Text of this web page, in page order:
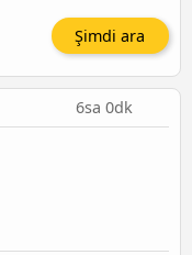
Şimdi ara
6sa 0dk